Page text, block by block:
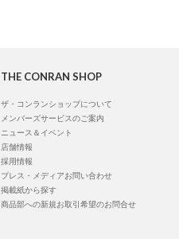
THE CONRAN SHOP
ザ・コンランショップについて
メンバーズサービスのご案内
ニュース＆イベント
店舗情報
採用情報
プレス・メディアお問い合わせ
掲載紙から探す
商品部への新規お取引希望のお問合せ